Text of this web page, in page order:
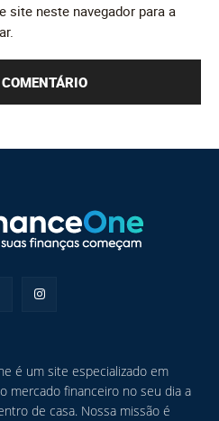
site neste navegador para a
é um site especializado em
mercado financeiro no seu dia a
de casa. Nossa missão é